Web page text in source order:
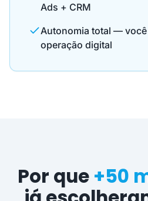
Ads + CRM
Autonomia total — você
operação digital
Por que +50